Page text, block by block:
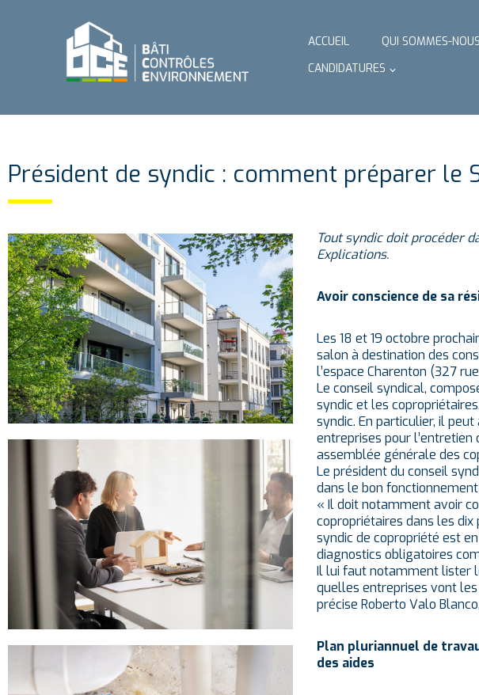
ACCUEIL QUI SOMMES-
CANDIDATURES
Président de syndic : comment préparer le
Tout syndic doit procéder
Explications.
Avoir conscience de sa
Les 18 et 19 octobre
salon à destination des
l’espace Charenton (327
Le conseil syndical,
syndic et les
syndic. En particulier, il
entreprises pour
assemblée générale des
Le président du conseil
dans le bon
« Il doit notamment avoir
copropriétaires dans les dix
syndic de copropriété est
diagnostics obligatoires
Il lui faut notamment lister
quelles entreprises vont
précise Roberto Valo
Plan pluriannuel de
des aides